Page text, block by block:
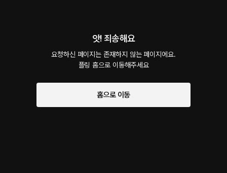
앗! 죄송해요
요청하신 페이지는 존재하지 않는 페이지에요.
플링 홈으로 이동해주세요
홈으로 이동